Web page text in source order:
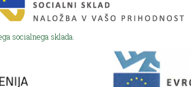
socialnega sklada.